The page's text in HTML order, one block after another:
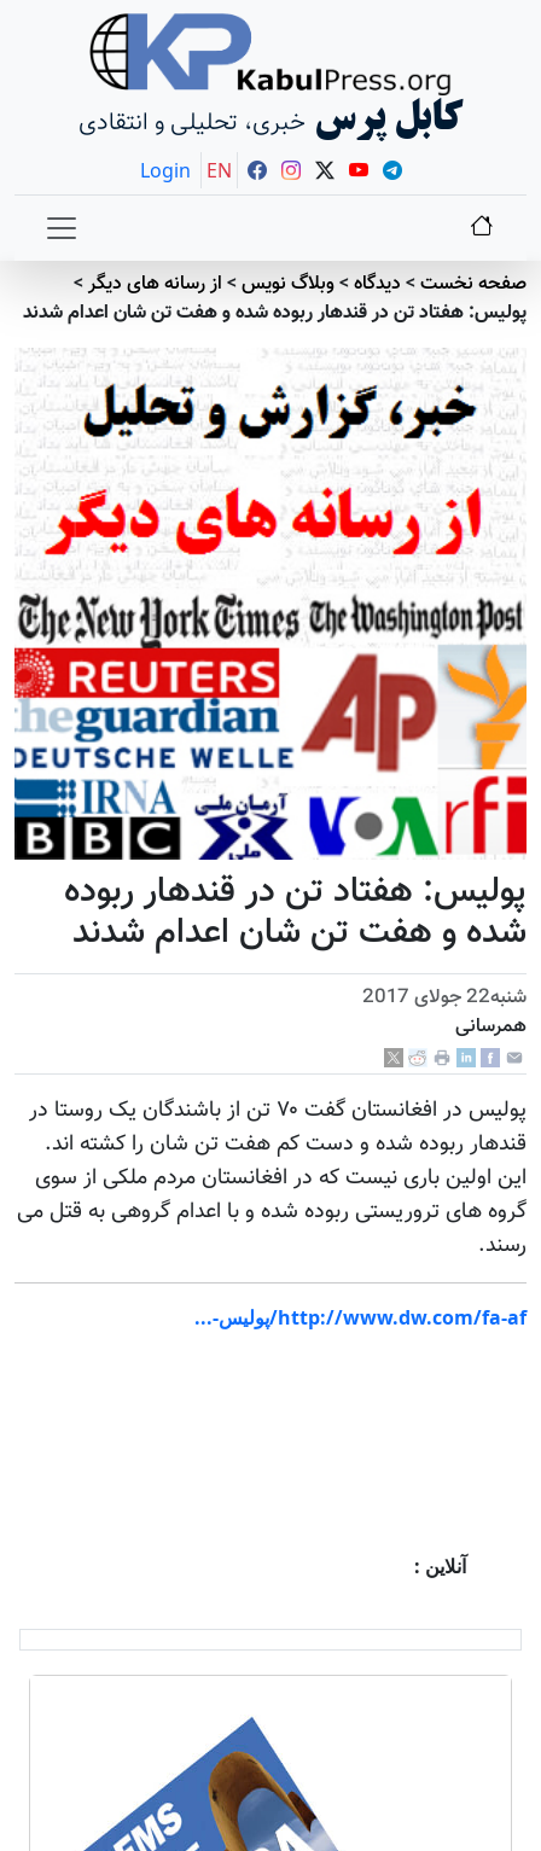
کابل پرس خبری، تحلیلی و انتقادی
Login EN
صفحه نخست> دیدگاه>وبلاگ نویس> از رسانه های دیگر>
پولیس: هفتاد تن در قندهار ربوده شده و هفت تن شان اعدام شدند
پولیس: هفتاد تن در قندهار ربوده
شده و هفت تن شان اعدام شدند
شنبه22 جولای 2017
همرسانی
پولیس در افغانستان گفت ۷۰ تن از باشندگان یک روستا در
قندهار ربوده شده و دست کم هفت تن شان را کشته اند.
این اولین باری نیست که در افغانستان مردم ملکی از سوی
گروه های تروریستی ربوده شده و با اعدام گروهی به قتل می
رسند.
آنلاین :
http://www.dw.com/fa-af/پولیس-...